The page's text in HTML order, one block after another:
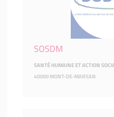
SOSDM
SANTÉ HUMAINE ET ACTION
40000 MONT-DE-MARSAN